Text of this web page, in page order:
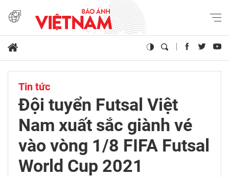
Tin tức
Đội tuyển Futsal Việt
Nam xuất sắc giành vé
vào vòng 1/8 FIFA Futsal
World Cup 2021